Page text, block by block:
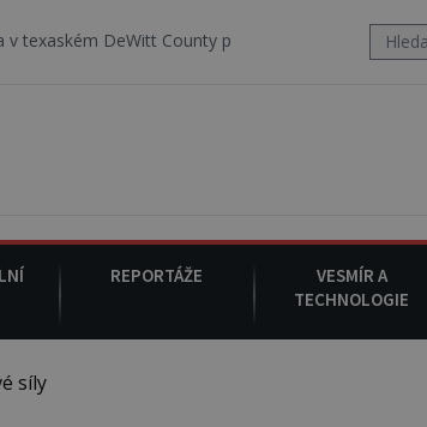
County pořizuje video, na kterém před jeho
REPORTÁŽE
VESMÍR A
TECHNOLOGIE
síly